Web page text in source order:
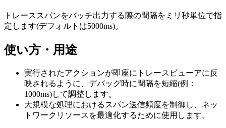
トレーススパンをバッチ出力する際の間隔をミリ秒単位で指
定します(デフォルトは5000ms)。
使い方・用途
実行されたアクションが即座にトレースビューアに反
映されるように、デバッグ時に間隔を短縮(例：
1000ms)して調整します。
大規模な処理におけるスパン送信頻度を制御し、ネッ
トワークリソースを最適化するために使用します。